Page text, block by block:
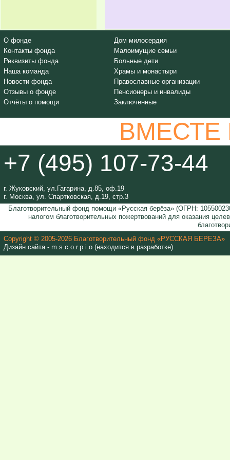
О фонде
Контакты фонда
Реквизиты фонда
Наша команда
Новости фонда
Отзывы о фонде
Отчёты о помощи
Дом милосердия
Малоимущие семьи
Больные дети
Храмы и монастыри
Православные организации
Пенсионеры и инвалиды
Заключенные
+7 (495) 107-73-44
г. Жуковский, ул.Гагарина, д.85, оф.19
г. Москва, ул. Спартковская, д.19, стр.3
Благотворительный фонд помощи «Русская берёза» (ОГРН:
налогом благотворительных пожертвований для оказания
Copyright © 2005-2026 Благотворительный фонд «РУССКАЯ БЕРЕЗА»
Дизайн сайта - m.s.c.o.r.p.i.o (находится в разработке)